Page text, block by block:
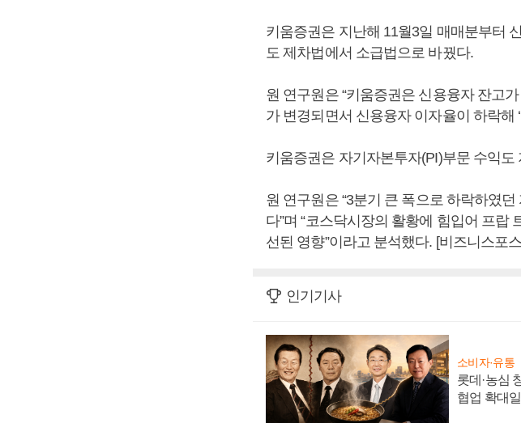
키움증권은 지난해 11월3일 매매분부터
도 제차법에서 소급법으로 바꿨다.
원 연구원은 “키움증권은 신용융자 잔고
가 변경되면서 신용융자 이자율이 하락해
키움증권은 자기자본투자(PI)부문 수익
원 연구원은 “3분기 큰 폭으로 하락하였
다”며 “코스닥시장의 활황에 힘입어 프랍
선된 영향”이라고 분석했다. [비즈니스포
인기기사
소비자·유통
롯데·농심
협업 확대